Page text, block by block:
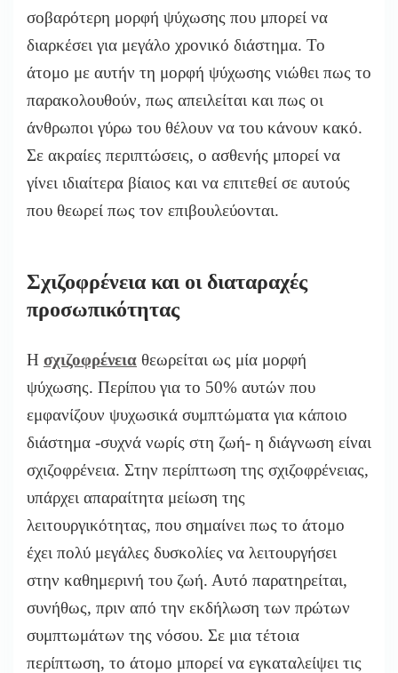
σοβαρότερη μορφή ψύχωσης που μπορεί να
διαρκέσει για μεγάλο χρονικό διάστημα. Το
άτομο με αυτήν τη μορφή ψύχωσης νιώθει πως το
παρακολουθούν, πως απειλείται και πως οι
άνθρωποι γύρω του θέλουν να του κάνουν κακό.
Σε ακραίες περιπτώσεις, ο ασθενής μπορεί να
γίνει ιδιαίτερα βίαιος και να επιτεθεί σε αυτούς
που θεωρεί πως τον επιβουλεύονται.
Σχιζοφρένεια και οι διαταραχές
προσωπικότητας
Η σχιζοφρένεια θεωρείται ως μία μορφή
ψύχωσης. Περίπου για το 50% αυτών που
εμφανίζουν ψυχωσικά συμπτώματα για κάποιο
διάστημα -συχνά νωρίς στη ζωή- η διάγνωση είναι
σχιζοφρένεια. Στην περίπτωση της σχιζοφρένειας,
υπάρχει απαραίτητα μείωση της
λειτουργικότητας, που σημαίνει πως το άτομο
έχει πολύ μεγάλες δυσκολίες να λειτουργήσει
στην καθημερινή του ζωή. Αυτό παρατηρείται,
συνήθως, πριν από την εκδήλωση των πρώτων
συμπτωμάτων της νόσου. Σε μια τέτοια
περίπτωση, το άτομο μπορεί να εγκαταλείψει τις